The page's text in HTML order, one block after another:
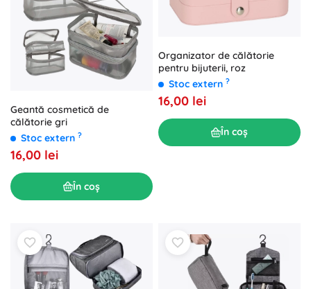
Geantă cosmetică de
călătorie gri
Stoc extern ?
16,00 lei
În coș
Organizator de călătorie
pentru bijuterii, roz
Stoc extern ?
16,00 lei
În coș